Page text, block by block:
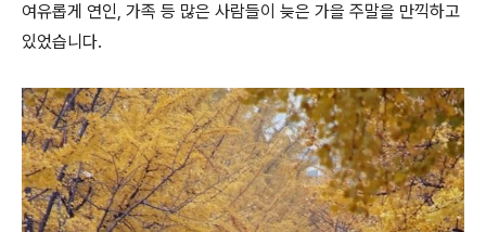
여유롭게 연인, 가족 등 많은 사람들이 늦은 가을 주말을 만끽하고
있었습니다.